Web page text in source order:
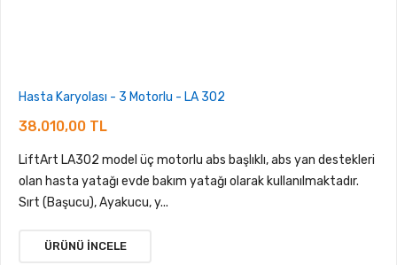
Hasta Karyolası - 3 Motorlu - LA 302
38.010,00 TL
LiftArt LA302 model üç motorlu abs başlıklı, abs yan destekleri
olan hasta yatağı evde bakım yatağı olarak kullanılmaktadır.
Sırt (Başucu), Ayakucu, y...
ÜRÜNÜ İNCELE